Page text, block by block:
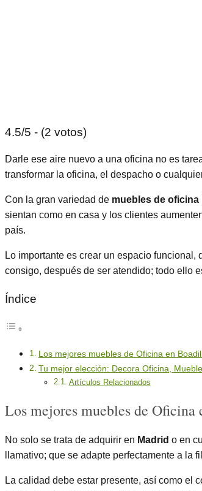
4.5/5 - (2 votos)
Darle ese aire nuevo a una oficina no es
transformar la oficina, el despacho o
Con la gran variedad de muebles de
sientan como en casa y los clientes
país.
Lo importante es crear un espacio
consigo, después de ser atendido; todo ello
Índice
Los mejores muebles de Oficina en
Tu mejor elección: Decora Oficina,
Artículos Relacionados
Los mejores muebles de
No solo se trata de adquirir en Madrid o en
llamativo; que se adapte perfectamente a
La calidad debe estar presente, así como el